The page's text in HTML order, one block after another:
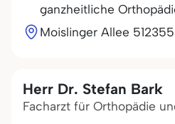
ganzheitliche
Moislinger Allee 51
Herr Dr. Stefan Bark
Facharzt für Orthopädie